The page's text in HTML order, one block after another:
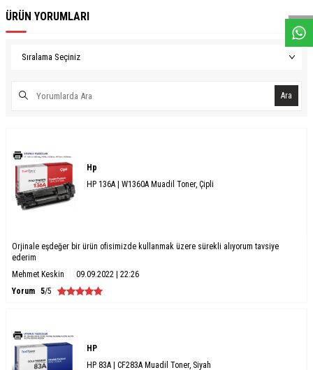
ÜRÜN YORUMLARI
Ara
Hp
HP 136A | W1360A Muadil Toner, Çipli
Orjinale eşdeğer bir ürün ofisimizde kullanmak üzere sürekli alıyorum tavsiye
ederim
Mehmet Keskin
09.09.2022 | 22:26
Yorum 5/5
HP
HP 83A | CF283A Muadil Toner, Siyah